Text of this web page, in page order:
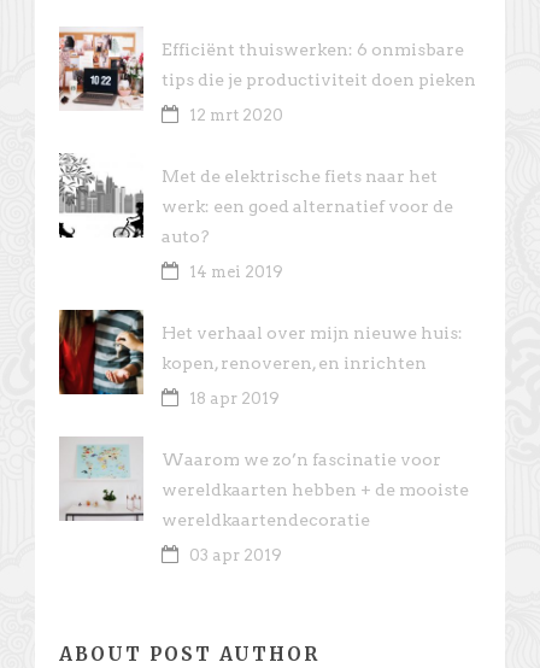
Efficiënt thuiswerken: 6 onmisbare
tips die je productiviteit doen pieken
12 mrt 2020
Met de elektrische fiets naar het
werk: een goed alternatief voor de
auto?
14 mei 2019
Het verhaal over mijn nieuwe huis:
kopen, renoveren, en inrichten
18 apr 2019
Waarom we zo’n fascinatie voor
wereldkaarten hebben + de mooiste
wereldkaartendecoratie
03 apr 2019
ABOUT POST AUTHOR